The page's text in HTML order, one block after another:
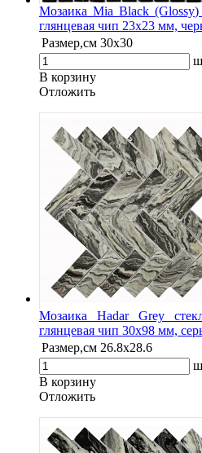
Мозаика Mia Black (Glossy)
глянцевая чип 23х23 мм,
Размер,см 30х30
В корзину
Oтложить
Мозаика Hadar Grey
глянцевая чип 30х98 мм,
Размер,см 26.8х28.6
В корзину
Oтложить